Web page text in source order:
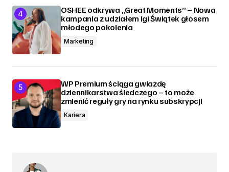
OSHEE odkrywa „Great Moments” – Nowa
kampania z udziałem Igi Świątek głosem
młodego pokolenia
Marketing
WP Premium ściąga gwiazdę
dziennikarstwa śledczego – to może
zmienić reguły gry na rynku subskrypcji
Kariera